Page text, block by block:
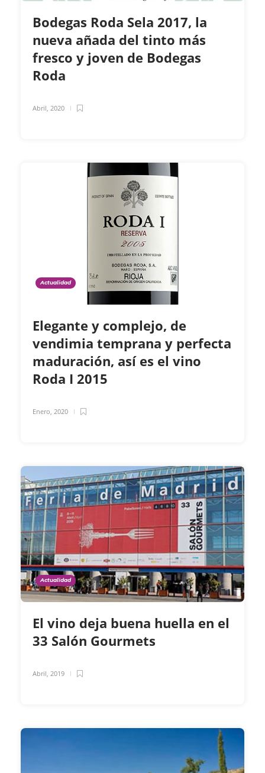
Bodegas Roda Sela 2017, la
nueva añada del tinto más
fresco y joven de Bodegas
Roda
Abril, 2020
Actualidad
Elegante y complejo, de
vendimia temprana y perfecta
maduración, así es el vino
Roda I 2015
Enero, 2020
Actualidad
El vino deja buena huella en el
33 Salón Gourmets
Abril, 2019